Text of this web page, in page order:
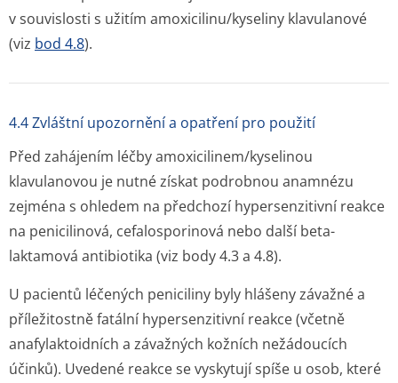
v souvislosti s užitím amoxicilinu/ky­seliny klavulanové
(viz bod 4.8).
4.4 Zvláštní upozornění a opatření pro použití
Před zahájením léčby amoxicilinem/ky­selinou
klavulanovou je nutné získat podrobnou anamnézu
zejména s ohledem na předchozí hypersenzitivní reakce
na penicilinová, cefalosporinová nebo další beta-
laktamová antibiotika (viz body 4.3 a 4.8).
U pacientů léčených peniciliny byly hlášeny závažné a
příležitostně fatální hypersenzitivní reakce (včetně
anafylaktoidních a závažných kožních nežádoucích
účinků). Uvedené reakce se vyskytují spíše u osob, které